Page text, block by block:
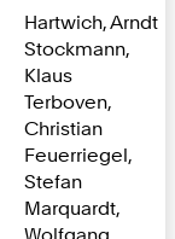
Hartwich, Arndt
Stockmann,
Klaus
Terboven,
Christian
Feuerriegel,
Stefan
Marquardt,
Wolfgang